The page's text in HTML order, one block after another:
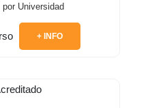
Universidad
+ INFO